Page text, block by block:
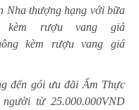
Nha thượng hạng với bữa
kèm rượu vang giá
kèm rượu vang giá
đến gói ưu đãi Ẩm Thực
từ 25.000.000VND